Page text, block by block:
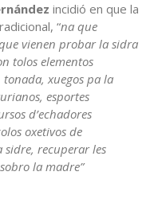
incidió en que la
“na que
vienen probar la sidra
tolos elementos
xuegos pa la
esportes
d’echadores
oxetivos de
recuperar les
la madre”